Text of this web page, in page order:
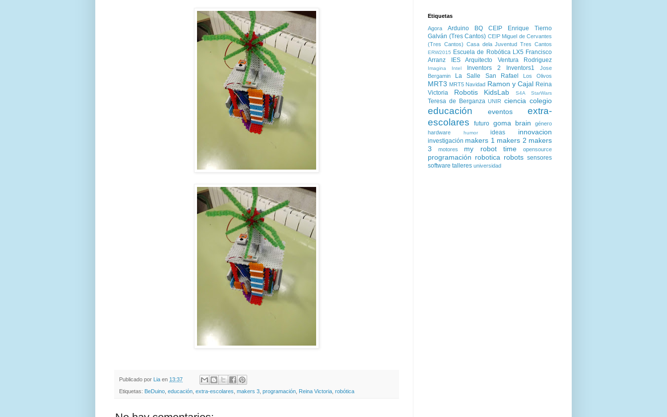
Publicado por Lia en 13:37
Etiquetas: BeDuino educación extra-escolares makers 3 programación Reina Victoria robótica
Etiquetas
Agora Arduino BQ
CEIP Enrique Tierno
Galván (Tres Cantos) CEIP Miguel de Cervantes
(Tres Cantos) Casa dela Juventud Tres Cantos
ERW2015 Escuela de Robótica LX5 Francisco
Arranz
IES Arquitecto Ventura Rodriguez
Imagina Intel Inventors 2 Inventors1
Jose
Bergamin
La Salle San Rafael Los Olivos
MRT3 MRT5 Navidad Ramon y Cajal Reina
Victoria
Robotis KidsLab S4A StarWars
Teresa de Berganza UNIR ciencia colegio
educación eventos
extra-
escolares
futuro goma brain
género
hardware
humor ideas innovacion
investigación makers 1 makers 2 makers
3
motores my robot time opensource
programación robotica robots sensores
software talleres universidad